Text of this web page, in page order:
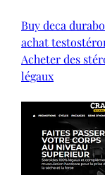
Buy deca
achat
Acheter des
légaux